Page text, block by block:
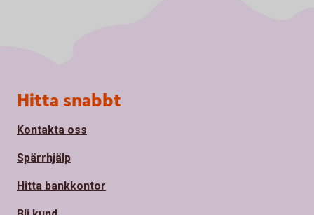
Sidfot
Hitta snabbt
Kontakta oss
Spärrhjälp
Hitta bankkontor